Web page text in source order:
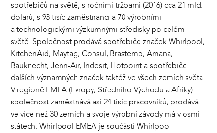
spotřebičů na světě, s ročními tržbami (2016) cca 21 mld.
dolarů, s 93 tisíc zaměstnanci a 70 výrobními
a technologickými výzkumnými středisky po celém
světě. Společnost prodává spotřebiče značek Whirlpool,
KitchenAid, Maytag, Consul, Brastemp, Amana,
Bauknecht, Jenn-Air, Indesit, Hotpoint a spotřebiče
dalších významných značek taktéž ve všech zemích světa.
V regioně EMEA (Evropy, Středního Východu a Afriky)
společnost zaměstnává asi 24 tisíc pracovníků, prodává
ve více než 30 zemích a svoje výrobní závody má v osmi
státech. Whirlpool EMEA je součástí Whirlpool